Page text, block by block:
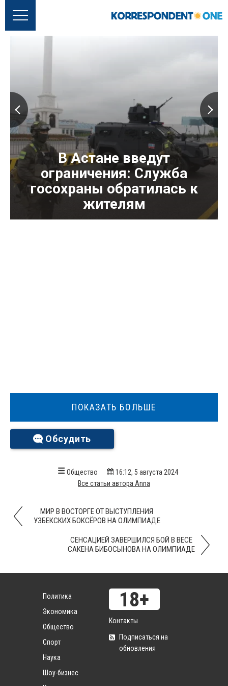
В Астане введут
ограничения: Служба
госохраны обратилась к
жителям
ПОКАЗАТЬ БОЛЬШЕ
Обсудить
Общество
16:12, 5 августа 2024
Все статьи автора Anna
МИР В ВОСТОРГЕ ОТ ВЫСТУПЛЕНИЯ
УЗБЕКСКИХ БОКСЁРОВ НА ОЛИМПИАДЕ
СЕНСАЦИЕЙ ЗАВЕРШИЛСЯ БОЙ В ВЕСЕ
САКЕНА БИБОСЫНОВА НА ОЛИМПИАДЕ
Политика
Экономика
Общество
Спорт
Наука
Шоу-бизнес
Контакты
Подписаться на
обновления